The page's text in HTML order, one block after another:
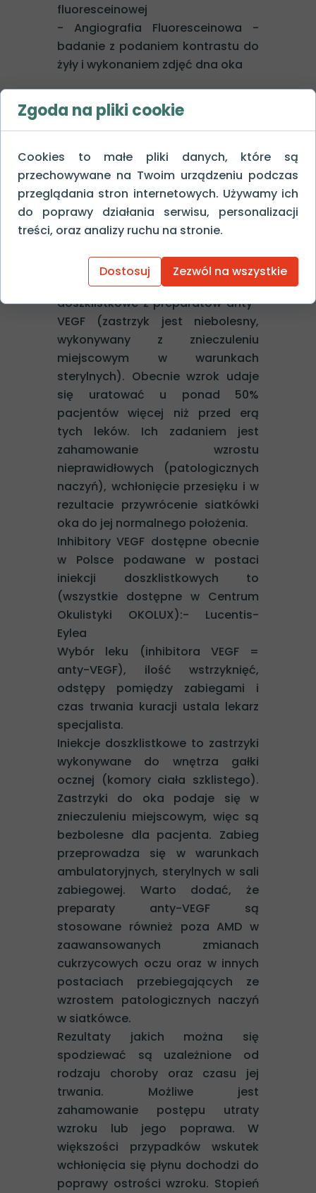
fluoresceinowej
- Angiografia Fluoresceinowa -
badanie z podaniem kontrastu do
żyły i wykonaniem zdjęć dna oka
Metody leczenia AMD
W chwili obecnej nie ma lekarstwa
odpowiednie preparaty witamin i
mikroelementów można
zmniejszyć ryzyko progresji
początkowego AMD do jego fazy
zaawansowanej lub do postaci
W przypadku postaci wysiękowej
AMD stosujemy iniekcje (zastrzyki)
doszklistkowe z preparatów anty-
VEGF (zastrzyk jest niebolesny,
wykonywany z znieczuleniu
miejscowym w warunkach
sterylnych). Obecnie wzrok udaje
się uratować u ponad 50%
pacjentów więcej niż przed erą
tych leków. Ich zadaniem jest
zahamowanie wzrostu
nieprawidłowych (patologicznych
naczyń), wchłonięcie przesięku i w
rezultacie przywrócenie siatkówki
oka do jej normalnego położenia.
Inhibitory VEGF dostępne obecnie
w Polsce podawane w postaci
iniekcji doszklistkowych to
(wszystkie dostępne w Centrum
Okulistyki OKOLUX):- Lucentis-
Eylea
Wybór leku (inhibitora VEGF =
anty-VEGF), ilość wstrzyknięć,
odstępy pomiędzy zabiegami i
czas trwania kuracji ustala lekarz
specjalista.
Iniekcje doszklistkowe to zastrzyki
wykonywane do wnętrza gałki
ocznej (komory ciała szklistego).
Zastrzyki do oka podaje się w
znieczuleniu miejscowym, więc są
bezbolesne dla pacjenta. Zabieg
przeprowadza się w warunkach
ambulatoryjnych, sterylnych w sali
zabiegowej. Warto dodać, że
preparaty anty-VEGF są
stosowane również poza AMD w
zaawansowanych zmianach
cukrzycowych oczu oraz w innych
postaciach przebiegających ze
wzrostem patologicznych naczyń
w siatkówce.
Rezultaty jakich można się
spodziewać są uzależnione od
rodzaju choroby oraz czasu jej
trwania. Możliwe jest
zahamowanie postępu utraty
wzroku lub jego poprawa. W
większości przypadków wskutek
wchłonięcia się płynu dochodzi do
poprawy ostrości wzroku. Stopień
Zgoda na pliki cookie
Cookies to małe pliki danych, które są
przechowywane na Twoim urządzeniu podczas
przeglądania stron internetowych. Używamy ich
do poprawy działania serwisu, personalizacji
treści, oraz analizy ruchu na stronie.
Dostosuj Zezwól na wszystkie